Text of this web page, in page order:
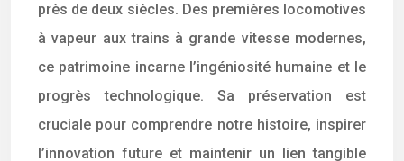
près de deux siècles. Des premières locomotives
à vapeur aux trains à grande vitesse modernes,
ce patrimoine incarne l’ingéniosité humaine et le
progrès technologique. Sa préservation est
cruciale pour comprendre notre histoire, inspirer
l’innovation future et maintenir un lien tangible